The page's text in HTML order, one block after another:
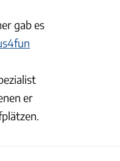
gab es
er